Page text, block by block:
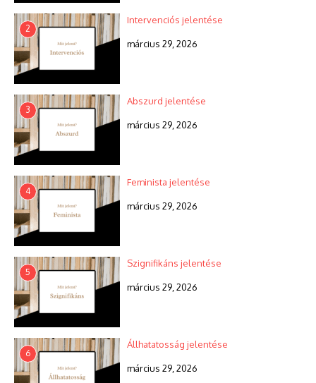
2
Intervenciós jelentése
március 29, 2026
3
Abszurd jelentése
március 29, 2026
4
Feminista jelentése
március 29, 2026
5
Szignifikáns jelentése
március 29, 2026
6
Állhatatosság jelentése
március 29, 2026